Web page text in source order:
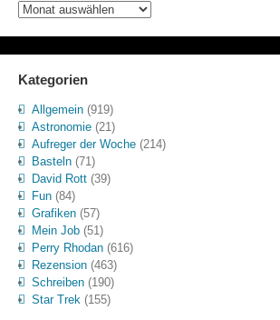
Archiv
Kategorien
Allgemein(919)
Astronomie(21)
Aufreger der Woche(214)
Basteln(71)
David Rott(39)
Fun(84)
Grafiken(57)
Mein Job(51)
Perry Rhodan(616)
Rezension(463)
Schreiben(190)
Star Trek (155)